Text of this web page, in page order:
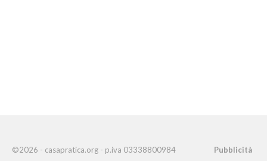
©2026 - casapratica.org - p.iva 03338800984 Pubblicità